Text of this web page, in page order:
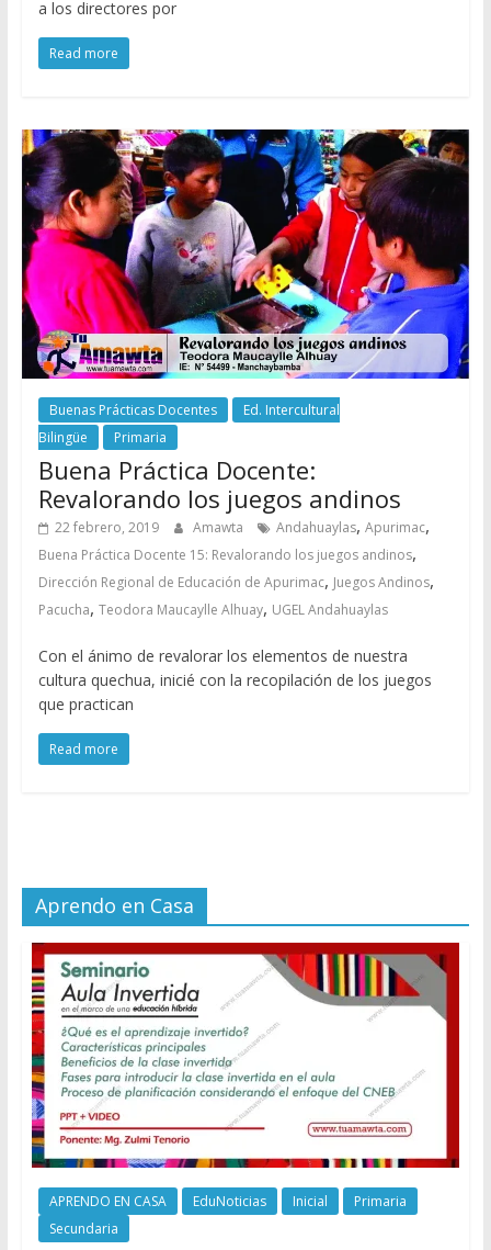
a los directores por
Read more
Buenas Prácticas Docentes
Ed. Intercultural
Bilingüe
Primaria
Buena Práctica Docente:
Revalorando los juegos andinos
22 febrero, 2019 Amawta Andahuaylas, Apurimac,
Buena Práctica Docente 15: Revalorando los juegos andinos,
Dirección Regional de Educación de Apurimac, Juegos Andinos,
Pacucha, Teodora Maucaylle Alhuay, UGEL Andahuaylas
Con el ánimo de revalorar los elementos de nuestra
cultura quechua, inicié con la recopilación de los juegos
que practican
Read more
Aprendo en Casa
APRENDO EN CASA EduNoticias Inicial
Primaria
Secundaria